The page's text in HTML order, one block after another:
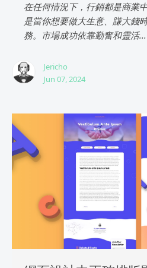
在任何情況下，行銷都是商業
是當你想要做大生意、賺大錢
務。市場成功依靠勤奮和靈活...
Jericho
Jun 07, 2024